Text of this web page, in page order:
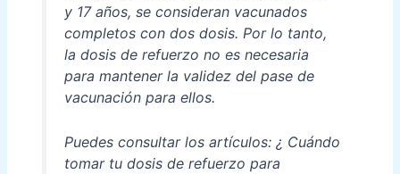
y 17 años, se consideran vacunados
completos con dos dosis. Por lo tanto,
la dosis de refuerzo no es necesaria
para mantener la validez del pase de
vacunación para ellos.
Puedes consultar los artículos: ¿ Cuándo
tomar tu dosis de refuerzo para